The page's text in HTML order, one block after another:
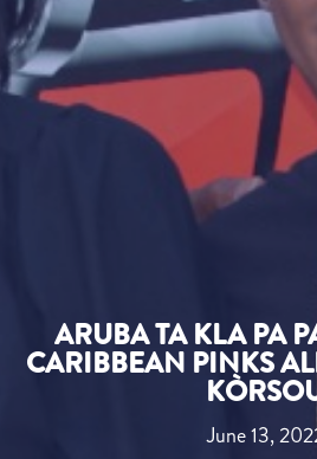
ARUBA TA KLA PA
CARIBBEAN PINKS
June 13,